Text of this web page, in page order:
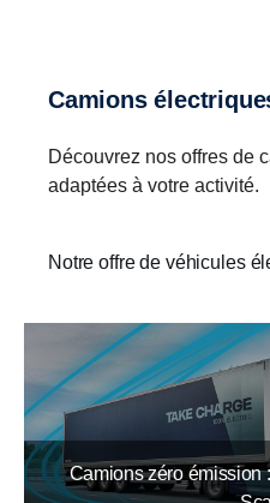
Camions
Découvrez nos offres de
adaptées à votre activité.
Notre offre de véhicules
Camions zéro émission